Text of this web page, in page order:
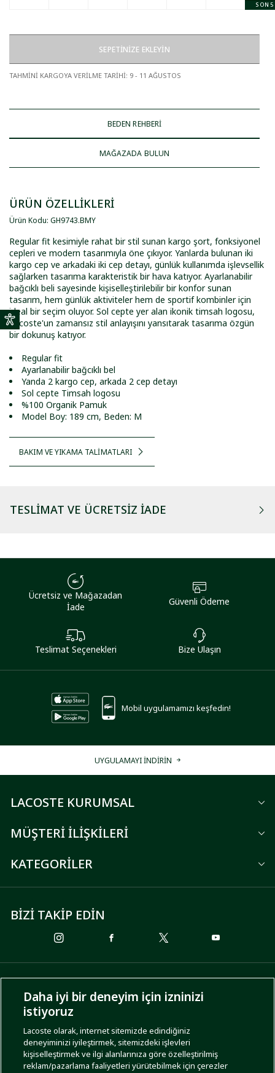
SON 5
SEPETİNİZE EKLEYİN
TAHMİNİ KARGOYA VERİLME TARİHİ: 9 - 11 AĞUSTOS
BEDEN REHBERİ
MAĞAZADA BULUN
ÜRÜN ÖZELLİKLERİ
Ürün Kodu: GH9743.BMY
Regular fit kesimiyle rahat bir stil sunan kargo şort, fonksiyonel
cepleri ve modern tasarımıyla öne çıkıyor. Yanlarda bulunan iki
kargo cep ve arkadaki iki cep detayı, günlük kullanımda işlevsellik
sağlarken tasarıma karakteristik bir hava katıyor. Ayarlanabilir
bağcıklı beli sayesinde kişiselleştirilebilir bir konfor sunan
tasarım, hem günlük aktiviteler hem de sportif kombinler için
ideal bir seçim oluyor. Sol cepte yer alan ikonik timsah logosu,
Lacoste'un zamansız stil anlayışını yansıtarak tasarıma özgün
bir dokunuş katıyor.
Regular fit
Ayarlanabilir bağcıklı bel
Yanda 2 kargo cep, arkada 2 cep detayı
Sol cepte Timsah logosu
%100 Organik Pamuk
Model Boy: 189 cm, Beden: M
BAKIM VE YIKAMA TALİMATLARI
TESLIMAT VE ÜCRETSIZ İADE
Ücretsiz ve Mağazadan
İade
Güvenli Ödeme
Teslimat Seçenekleri Bize Ulaşın
Mobil uygulamamızı keşfedin!
UYGULAMAYI İNDİRİN
LACOSTE KURUMSAL
MÜŞTERİ İLİŞKİLERİ
KATEGORİLER
BİZİ TAKİP EDİN
ÖDEME SEÇENEKLERİ
KARGO SEÇENEKLERİ
Daha iyi bir deneyim için izninizi
istiyoruz
Lacoste olarak, internet sitemizde edindiğiniz
deneyiminizi iyileştirmek, sitemizdeki işlevleri
kişiselleştirmek ve ilgi alanlarınıza göre özelleştirilmiş
reklam/pazarlama faaliyetleri yürütebilmek için çerezler